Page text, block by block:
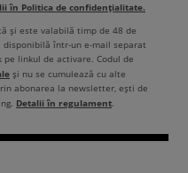
în Politica de confidențialitate.
și este valabilă timp de 48 de
într-un e-mail separat
linkul de activare. Codul de
și nu se cumulează cu alte
abonarea la newsletter, ești de
Detalii în regulament.